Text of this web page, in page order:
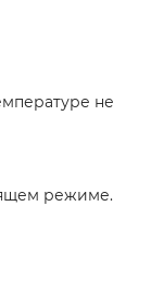
не
режиме.